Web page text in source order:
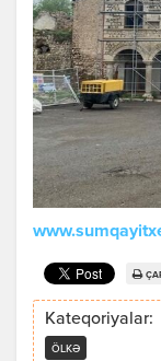
Kateqoriyalar:
ÖLKƏ